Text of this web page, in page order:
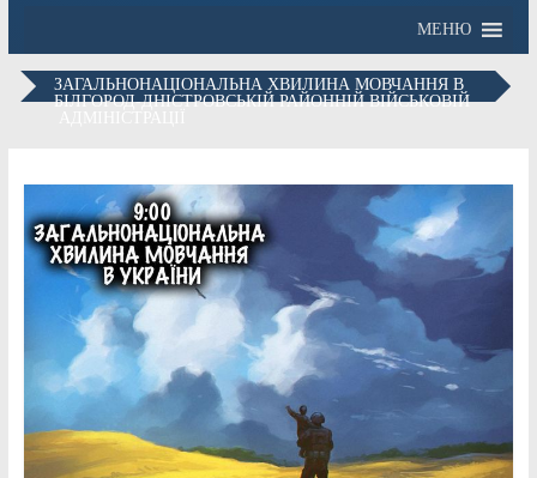
МЕНЮ
ЗАГАЛЬНОНАЦІОНАЛЬНА ХВИЛИНА МОВЧАННЯ В
БІЛГОРОД-ДНІСТРОВСЬКІЙ РАЙОННІЙ ВІЙСЬКОВІЙ